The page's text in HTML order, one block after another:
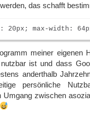
das schafft
meiner eigenen
ist und dass
anderthalb
persönliche
Umgang zwischen